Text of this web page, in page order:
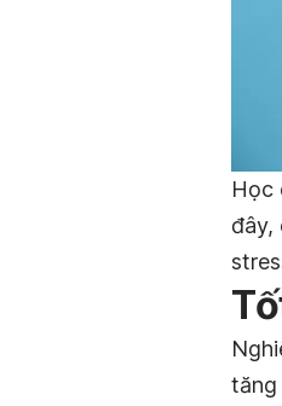
Học
đây,
tăng